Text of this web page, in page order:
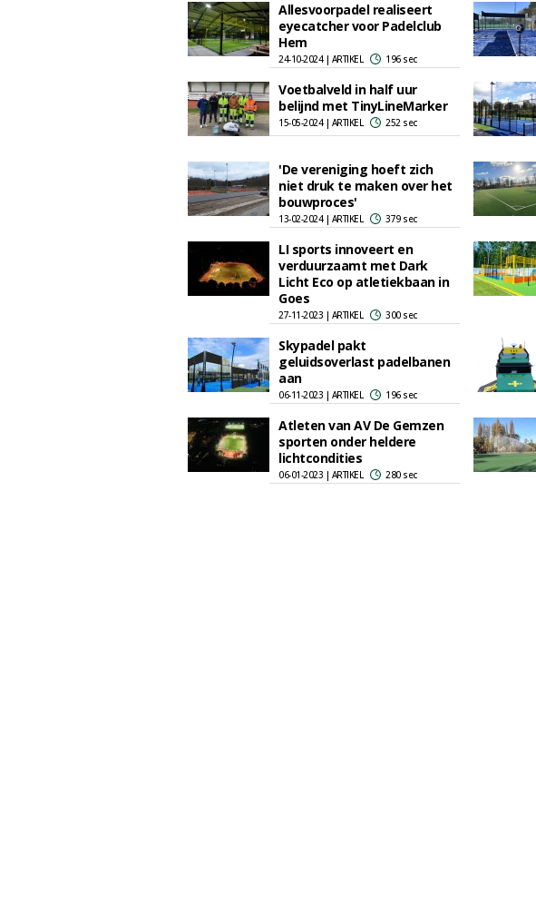
Allesvoorpadel realiseert
eyecatcher voor Padelclub
Hem
24-10-2024 | ARTIKEL 196 sec
Voetbalveld in half uur
belijnd met TinyLineMarker
15-05-2024 | ARTIKEL 252 sec
'De vereniging hoeft zich
niet druk te maken over het
bouwproces'
13-02-2024 | ARTIKEL 379 sec
LI sports innoveert en
verduurzaamt met Dark
Licht Eco op atletiekbaan in
Goes
27-11-2023 | ARTIKEL 300 sec
Skypadel pakt
geluidsoverlast padelbanen
aan
06-11-2023 | ARTIKEL 196 sec
Atleten van AV De Gemzen
sporten onder heldere
lichtcondities
06-01-2023 | ARTIKEL 280 sec